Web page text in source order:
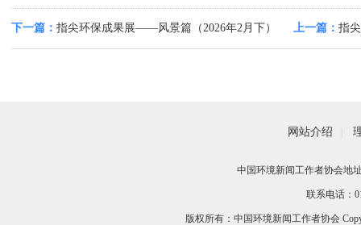
下一篇： 指尖环保成果展——风景篇（2026年2月下） 上一篇： 指
网站介绍
中国环境新闻工作者协会地
联系电话：
版权所有：中国环境新闻工作者协会